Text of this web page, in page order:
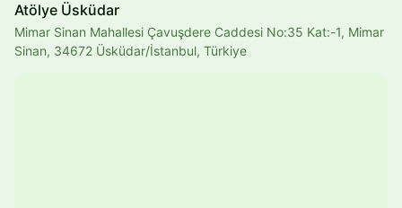
Atölye Üsküdar
Mimar Sinan Mahallesi Çavuşdere Caddesi No:35 Kat:-1, Mimar
Sinan, 34672 Üsküdar/İstanbul, Türkiye